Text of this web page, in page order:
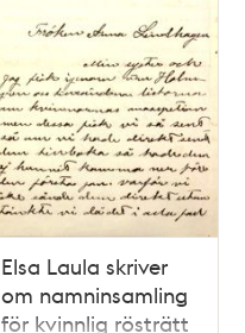
Elsa Laula skriver
om namninsamling
för kvinnlig rösträtt